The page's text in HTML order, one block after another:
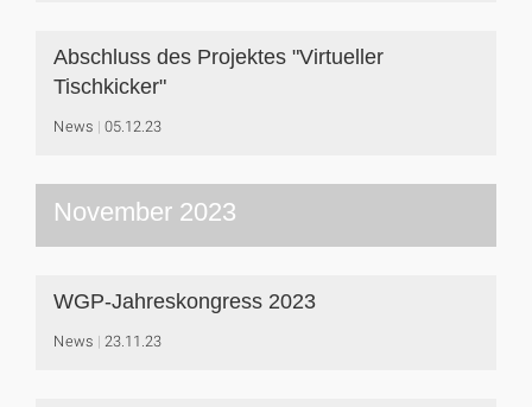
Abschluss des Projektes "Virtueller
Tischkicker"
News 05.12.23
November 2023
WGP-Jahreskongress 2023
News 23.11.23